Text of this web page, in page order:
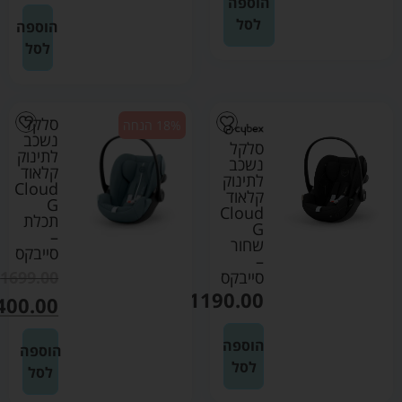
לסל
הוספה
לסל
סלקל
נשכב
לתינוק
קלאוד
Cloud
G
שחור
–
סייבקס
1190.00
הוספה
לסל
סלקל
נשכב
לתינוק
קלאוד
Cloud
G
תכלת
–
סייבקס
1699.00
הוספה
לסל